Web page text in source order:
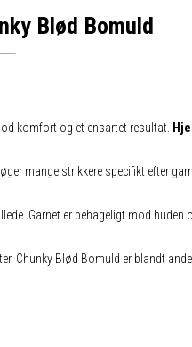
Blød Bomuld
komfort og et ensartet resultat.
mange strikkere specifikt efter
Garnet er behageligt mod
Chunky Blød Bomuld er blandt